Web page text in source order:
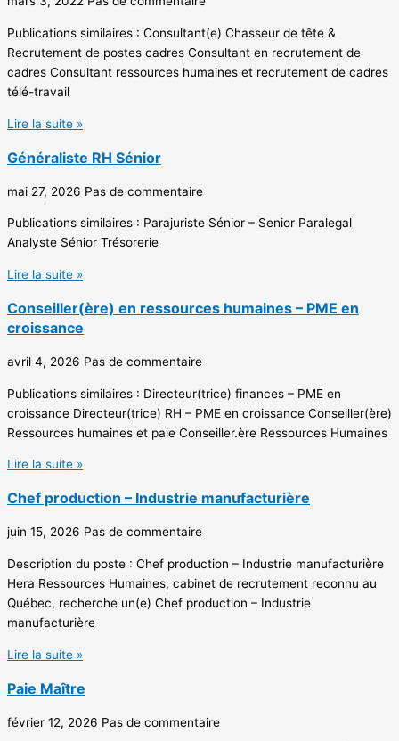
Publications similaires : Consultant(e) Chasseur de tête &
Recrutement de postes cadres Consultant en recrutement de
cadres Consultant ressources humaines et recrutement de cadres
télé-travail
Lire la suite »
Généraliste RH Sénior
mai 27, 2026 Pas de commentaire
Publications similaires : Parajuriste Sénior – Senior Paralegal
Analyste Sénior Trésorerie
Lire la suite »
Conseiller(ère) en ressources humaines – PME en
croissance
avril 4, 2026 Pas de commentaire
Publications similaires : Directeur(trice) finances – PME en
croissance Directeur(trice) RH – PME en croissance Conseiller(ère)
Ressources humaines et paie Conseiller.ère Ressources Humaines
Lire la suite »
Chef production – Industrie manufacturière
juin 15, 2026 Pas de commentaire
Description du poste : Chef production – Industrie manufacturière
Hera Ressources Humaines, cabinet de recrutement reconnu au
Québec, recherche un(e) Chef production – Industrie
manufacturière
Lire la suite »
Paie Maître
février 12, 2026 Pas de commentaire